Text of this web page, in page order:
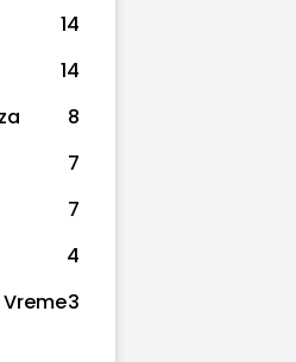
14
14
8
7
7
4
3